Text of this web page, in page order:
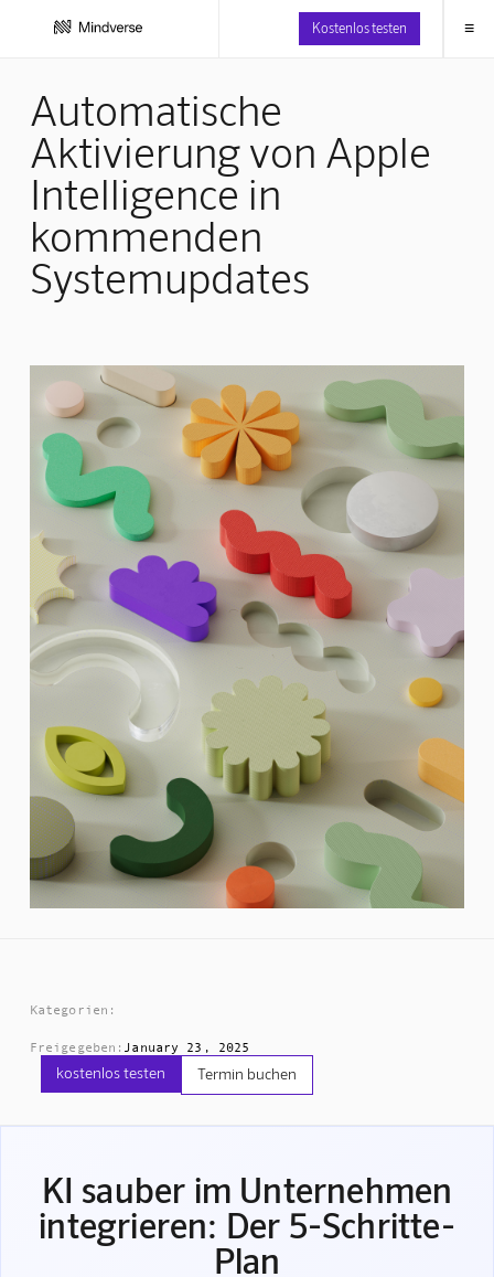
Kostenlos testen ≡
Automatische
Aktivierung von Apple
Intelligence in
kommenden
Systemupdates
Kategorien:
Freigegeben: January 23, 2025
kostenlos testen Termin buchen
KI sauber im Unternehmen
integrieren: Der 5-Schritte-
Plan